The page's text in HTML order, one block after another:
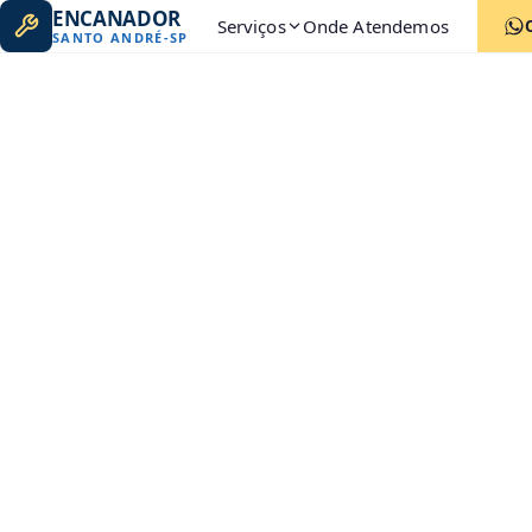
ENCANADOR
SANTO ANDRÉ-SP Serviços Onde Atendemos